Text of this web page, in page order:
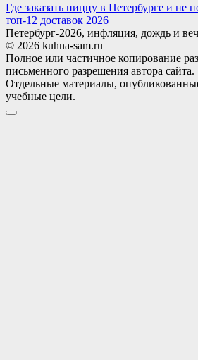
Где заказать пиццу в Петербурге и не
топ-12 доставок 2026
Петербург-2026, инфляция, дождь и
© 2026 kuhna-sam.ru
Полное или частичное копирование
письменного разрешения автора сайта.
Отдельные материалы,
учебные цели.